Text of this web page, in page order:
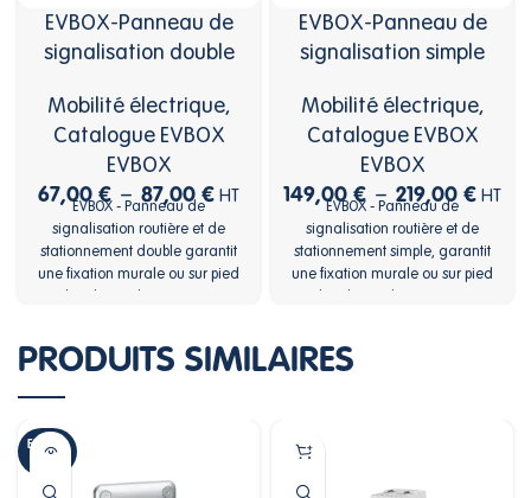
EVBOX-Panneau de
signalisation double
Mobilité électrique,
Catalogue EVBOX
EVBOX
67,00€ – 87,00 € HT
EVBOX - Panneau de
signalisation routière et de
stationnement double garantit
une fixation murale ou sur pied
EVBOX-Panneau de
signalisation simple
Mobilité électrique,
Catalogue EVBOX
EVBOX
149,00€ – 219,00 € HT
EVBOX - Panneau de
signalisation routière et de
stationnement simple, garantit
une fixation murale ou sur pied
fixer et équipé de supports en
PRODUITS SIMILAIRES
EN RUP
TURE